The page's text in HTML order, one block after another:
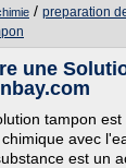
/ preparation
une
tampon
avec
est un